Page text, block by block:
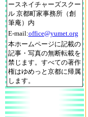
ースネイチャーズスクー
ル 京都町家事務所（創
筆庵）内
E-mail:office@yumet.org
本ホームページに記載の
記事・写真の無断転載を
禁じます。すべての著作
権はゆめっと京都に帰属
します。